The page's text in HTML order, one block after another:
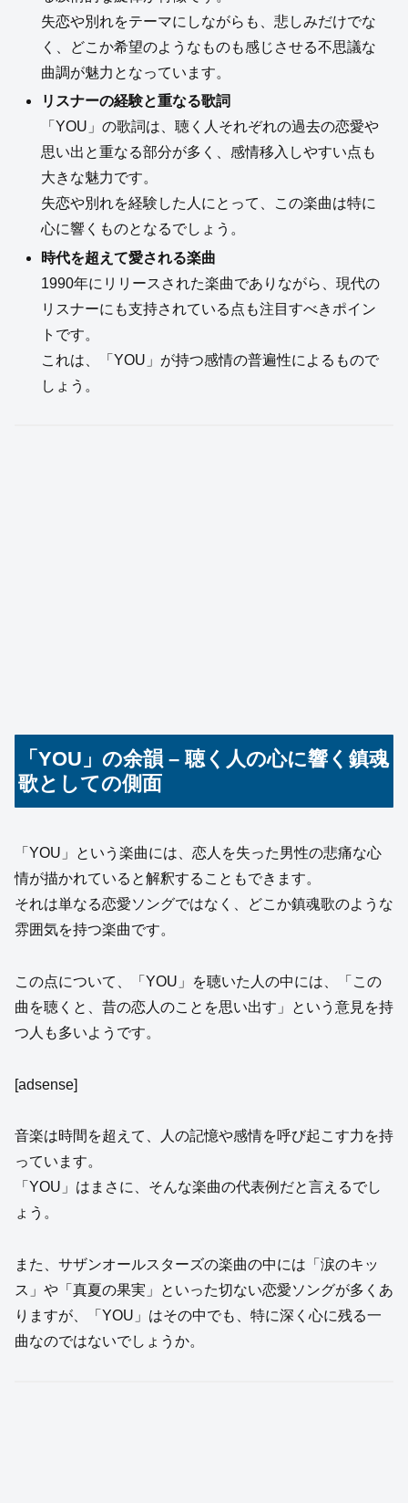
失恋や別れをテーマにしながらも、悲しみだけでな
く、どこか希望のようなものも感じさせる不思議な
曲調が魅力となっています。
リスナーの経験と重なる歌詞
「YOU」の歌詞は、聴く人それぞれの過去の恋愛や
思い出と重なる部分が多く、感情移入しやすい点も
大きな魅力です。
失恋や別れを経験した人にとって、この楽曲は特に
心に響くものとなるでしょう。
時代を超えて愛される楽曲
1990年にリリースされた楽曲でありながら、現代の
リスナーにも支持されている点も注目すべきポイン
トです。
これは、「YOU」が持つ感情の普遍性によるもので
しょう。
「YOU」の余韻 – 聴く人の心に響く鎮魂
歌としての側面
「YOU」という楽曲には、恋人を失った男性の悲痛な心
情が描かれていると解釈することもできます。
それは単なる恋愛ソングではなく、どこか鎮魂歌のような
雰囲気を持つ楽曲です。
この点について、「YOU」を聴いた人の中には、「この
曲を聴くと、昔の恋人のことを思い出す」という意見を持
つ人も多いようです。
[adsense]
音楽は時間を超えて、人の記憶や感情を呼び起こす力を持
っています。
「YOU」はまさに、そんな楽曲の代表例だと言えるでし
ょう。
また、サザンオールスターズの楽曲の中には「涙のキッ
ス」や「真夏の果実」といった切ない恋愛ソングが多くあ
りますが、「YOU」はその中でも、特に深く心に残る一
曲なのではないでしょうか。